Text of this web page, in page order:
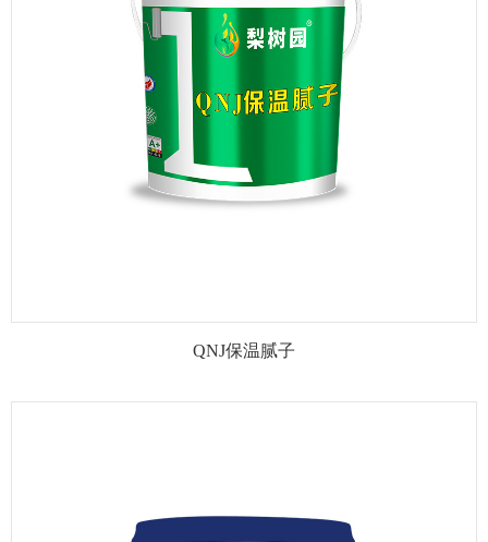
QNJ保温腻子